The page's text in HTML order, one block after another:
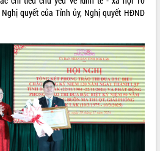
đột
số
hạ
quyết của Tỉnh ủy, Nghị quyết HĐND